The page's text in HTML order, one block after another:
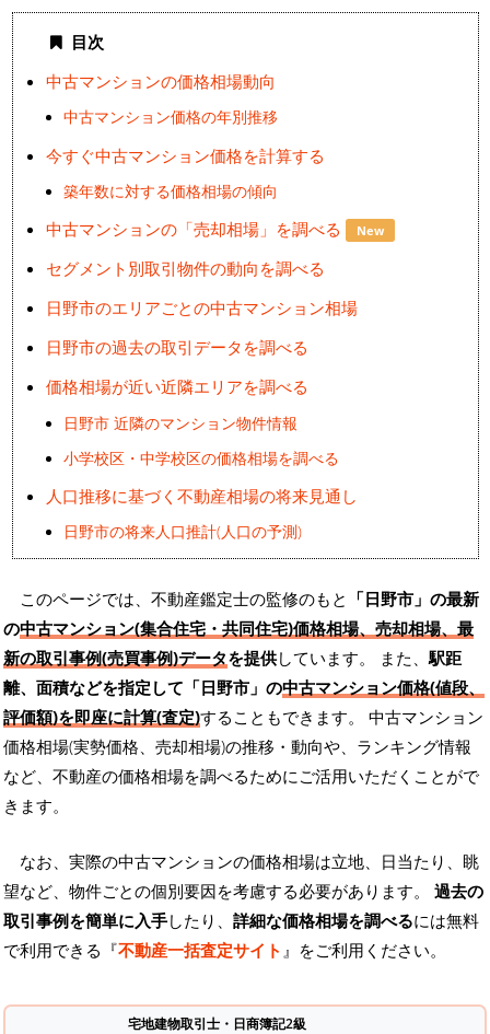
目次
中古マンションの価格相場動向
中古マンション価格の年別推移
今すぐ中古マンション価格を計算する
築年数に対する価格相場の傾向
中古マンションの「売却相場」を調べる New
セグメント別取引物件の動向を調べる
日野市のエリアごとの中古マンション相場
日野市の過去の取引データを調べる
価格相場が近い近隣エリアを調べる
日野市 近隣のマンション物件情報
小学校区・中学校区の価格相場を調べる
人口推移に基づく不動産相場の将来見通し
日野市の将来人口推計(人口の予測)
このページでは、不動産鑑定士の監修のもと 「日野市」の最新
の中古マンション(集合住宅・共同住宅)価格相場、売却相場、最
新の取引事例(売買事例)データを提供しています。 また、 駅距
離、面積などを指定して「日野市」の中古マンション価格(値段、
評価額)を即座に計算(査定)することもできます。 中古マンション
価格相場(実勢価格、売却相場)の推移・動向や、ランキング情報
など、不動産の価格相場を調べるためにご活用いただくことがで
きます。
なお、実際の中古マンションの価格相場は立地、日当たり、眺
望など、物件ごとの個別要因を考慮する必要があります。 過去の
取引事例を簡単に入手したり、 詳細な価格相場を調べるには無料
で利用できる『不動産一括査定サイト 』をご利用ください。
宅地建物取引士・日商簿記2級